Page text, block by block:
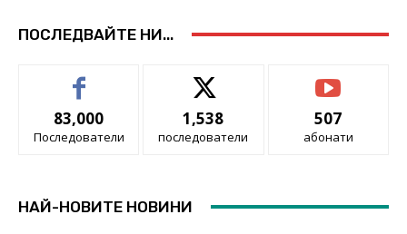
ПОСЛЕДВАЙТЕ НИ...
83,000
Последователи
1,538
последователи
507
абонати
НАЙ-НОВИТЕ НОВИНИ